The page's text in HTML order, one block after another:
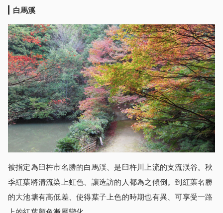
白馬溪
被指定為臼杵市名勝的白馬渓、是臼杵川上流的支流渓谷。秋
季紅葉將清流染上虹色、讓造訪的人都為之傾倒。到紅葉名勝
的大池塘有高低差、使得葉子上色的時期也有異、可享受一路